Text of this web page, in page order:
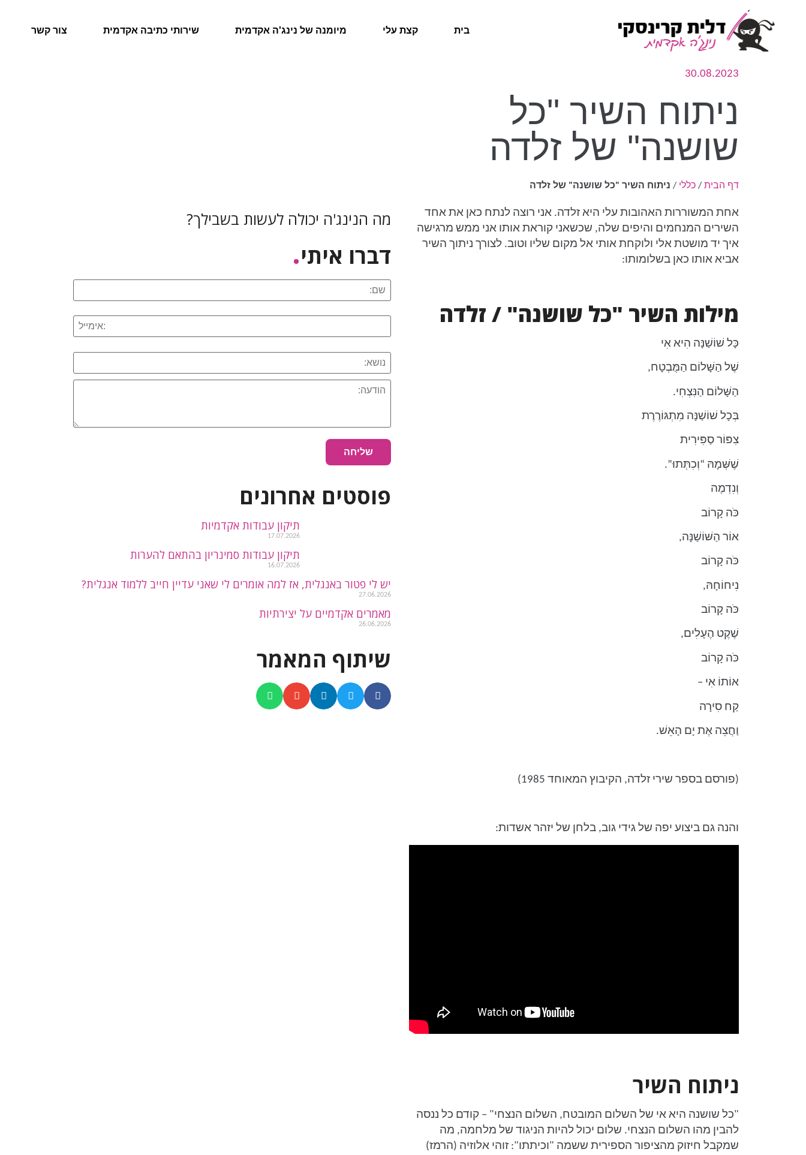
בית קצת עלי מיומנה של נינג'ה אקדמית שירותי כתיבה אקדמית צור קשר
30.08.2023
ניתוח השיר "כל
שושנה" של זלדה
דף הבית / כללי / ניתוח השיר "כל שושנה" של זלדה
אחת המשוררות האהובות עלי היא זלדה. אני רוצה לנתח כאן את אחד
השירים המנחמים והיפים שלה, שכשאני קוראת אותו אני ממש מרגישה
איך יד מושטת אלי ולוקחת אותי אל מקום שליו וטוב. לצורך ניתוך השיר
אביא אותו כאן בשלומותו:
מילות השיר "כל שושנה" / זלדה
כָּל שׁוֹשַׁנָּה הִיא אִי
שֶׁל הַשָּׁלוֹם הַמֻּבְטָח,
הַשָּׁלוֹם הַנִּצְחִי.
בְּכָל שׁוֹשַׁנָּה מִתְגּוֹרֶרֶת
צִפּוֹר סַפִּירִית
שֶׁשְּׁמָהּ “וְכִתְּתוּ”.
וְנִדְמֶה
כֹּה קָרוֹב
אוֹר הַשּׁוֹשַׁנָּה,
כֹּה קָרוֹב
נִיחוֹחָהּ,
כֹּה קָרוֹב
שֶׁקֶט הֶעָלִים,
כֹּה קָרוֹב
אוֹתוֹ אִי –
קַח סִירָה
וַחֲצֵה אֶת יָם הָאֵשׁ.
(פורסם בספר שירי זלדה, הקיבוץ המאוחד 1985)
והנה גם ביצוע יפה של גידי גוב, בלחן של יזהר אשדות:
ניתוח השיר
"כל שושנה היא אי של השלום המובטח, השלום הנצחי" – קודם כל ננסה
להבין מהו השלום הנצחי. שלום יכול להיות הניגוד של מלחמה, מה
שמקבל חיזוק מהציפור הספירית ששמה "וכיתתו": זוהי אלוזיה (הרמז)
מה הנינג'ה יכולה לעשות בשבילך?
דברו איתי.
פוסטים אחרונים
תיקון עבודות אקדמיות
17.07.2026
תיקון עבודות סמינריון בהתאם להערות
16.07.2026
יש לי פטור באנגלית, אז למה אומרים לי שאני עדיין חייב ללמוד אנגלית?
27.06.2026
מאמרים אקדמיים על יצירתיות
26.06.2026
שיתוף המאמר